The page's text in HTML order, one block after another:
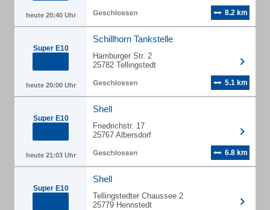
heute 20:40 Uhr 8.2 km
Super E10
heute 20:00 Uhr
Schillhorn Tankstelle
Hamburger Str. 2
25782 Tellingstedt
5.1 km
Super E10
heute 21:03 Uhr
Shell
Friedrichstr. 17
25767 Albersdorf
6.8 km
Super E10
Shell
Tellingstedter Chaussee 2
25779 Hennstedt